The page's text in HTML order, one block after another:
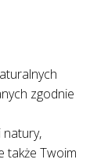
zgodnie
natury,
także Twoim